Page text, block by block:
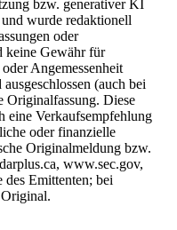
bzw. generativer KI
wurde redaktionell
oder
keine Gewähr für
Angemessenheit
(auch bei
Originalfassung. Diese
eine Verkaufsempfehlung
oder finanzielle
Originalmeldung bzw.
www.sec.gov,
Emittenten; bei